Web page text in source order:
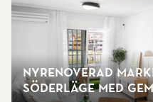
Nyrenoverad
söderläge med